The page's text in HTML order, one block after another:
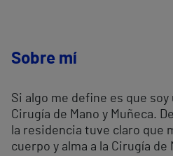
Sobre mí
Si algo me define es que soy
Cirugía de Mano y Muñeca.
la residencia tuve claro que
cuerpo y alma a la Cirugía de